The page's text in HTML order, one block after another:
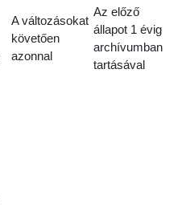
A változásokat
követően
azonnal
Az előző
állapot 1 évig
archívumban
tartásával